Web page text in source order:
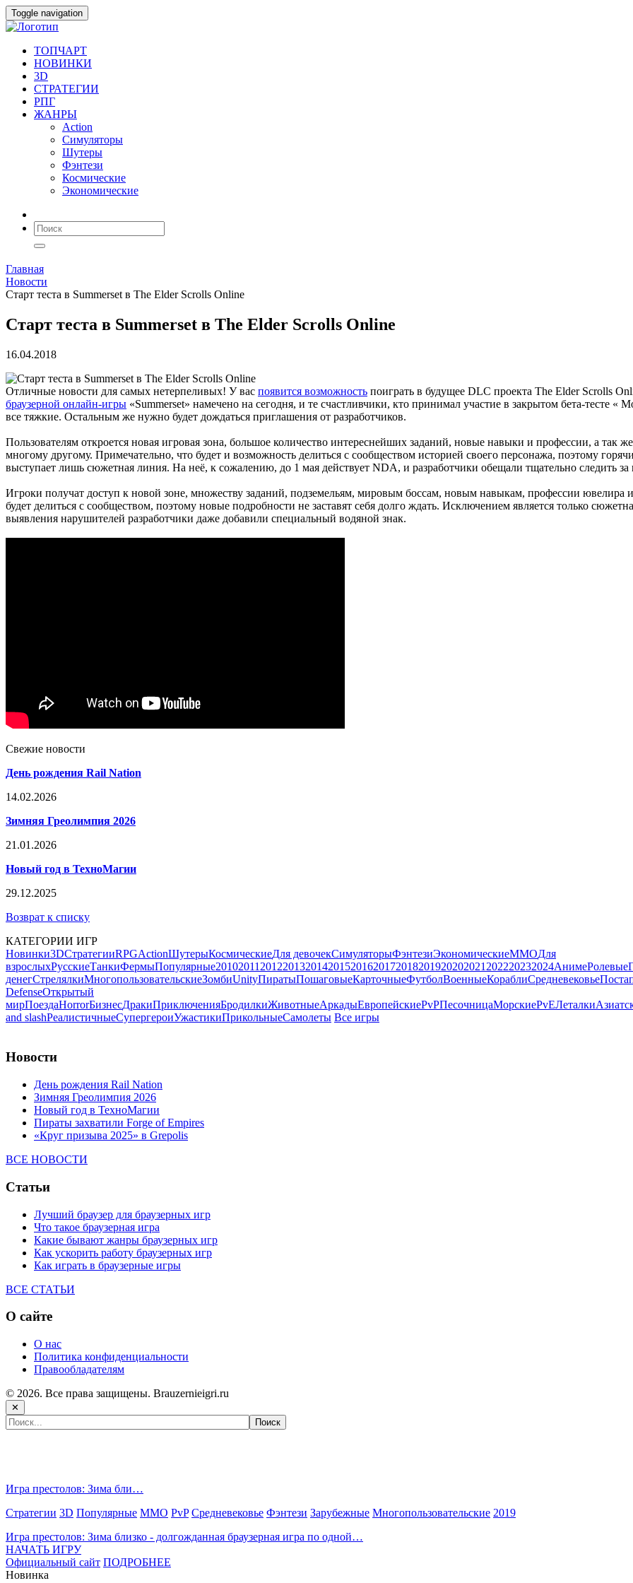
Toggle navigation
ТОПЧАРТ
НОВИНКИ
3D
СТРАТЕГИИ
РПГ
ЖАНРЫ
Action
Симуляторы
Шутеры
Фэнтези
Космические
Экономические
Главная
Новости
Старт теста в Summerset в The Elder Scrolls Online
Старт теста в Summerset в The Elder Scrolls Online
16.04.2018
Отличные новости для самых нетерпеливых! У вас появится возможность поиграть в будущее DLC проекта The Elder Scrolls
браузерной онлайн-игры «Summerset» намечено на сегодня, и те счастливчики, кто принимал участие в закрытом бета-тесте «
все тяжкие. Остальным же нужно будет дождаться приглашения от разработчиков.
Пользователям откроется новая игровая зона, большое количество интереснейших заданий, новые навыки и профессии, а так
многому другому. Примечательно, что будет и возможность делиться с сообществом историей своего персонажа, поэтому
выступает лишь сюжетная линия. На неё, к сожалению, до 1 мая действует NDA, и разработчики обещали тщательно следить
Игроки получат доступ к новой зоне, множеству заданий, подземельям, мировым боссам, новым навыкам, профессии
будет делиться с сообществом, поэтому новые подробности не заставят себя долго ждать. Исключением является только
выявления нарушителей разработчики даже добавили специальный водяной знак.
Свежие новости
День рождения Rail Nation
14.02.2026
Зимняя Греолимпия 2026
21.01.2026
Новый год в ТехноМагии
29.12.2025
Возврат к списку
КАТЕГОРИИ ИГР
Новинки3DСтратегииRPGActionШутерыКосмическиеДля девочекСимуляторыФэнтезиЭкономическиеMMOДля
взрослыхРусскиеТанкиФермыПопулярные20102011 2012201320142015201620172018201920202021 202220232024АнимеРолевые
денегСтрелялкиМногопользовательскиеЗомбиUnityПиратыПошаговыеКарточныеФутболВоенныеКораблиСредневековье
DefenseОткрытый
мирПоездаHorrorБизнесДракиПриключенияБродилкиЖивотныеАркадыЕвропейскиеPvPПесочницаМорскиеPvEЛеталки
and slashРеалистичныеСупергероиУжастикиПрикольныеСамолеты Все игры
Новости
День рождения Rail Nation
Зимняя Греолимпия 2026
Новый год в ТехноМагии
Пираты захватили Forge of Empires
«Круг призыва 2025» в Grepolis
ВСЕ НОВОСТИ
Статьи
Лучший браузер для браузерных игр
Что такое браузерная игра
Какие бывают жанры браузерных игр
Как ускорить работу браузерных игр
Как играть в браузерные игры
ВСЕ СТАТЬИ
О сайте
О нас
Политика конфиденциальности
Правообладателям
© 2026. Все права защищены. Brauzernieigri.ru
✕
Игра престолов: Зима бли…
Стратегии 3D Популярные MMO PvP Средневековье Фэнтези Зарубежные Многопользовательские 2019
Игра престолов: Зима близко - долгожданная браузерная игра по одной…
НАЧАТЬ ИГРУ
Официальный сайт ПОДРОБНЕЕ
Новинка